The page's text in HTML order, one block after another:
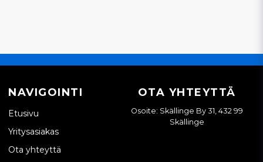
NAVIGOINTI
Etusivu
Yritysasiakas
Ota yhteyttä
OTA YHTEYTTÄ
Osoite: Skällinge By 31, 432 99
Skällinge